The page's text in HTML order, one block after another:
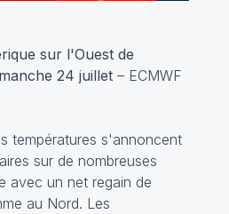
sur l'Ouest de
24 juillet – ECMWF
températures s'annoncent
sur de nombreuses
avec un net regain de
au Nord. Les